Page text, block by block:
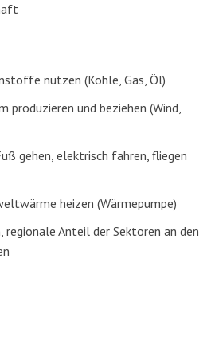
nutzen (Kohle, Gas, Öl)
produzieren und beziehen (Wind,
gehen, elektrisch fahren, fliegen
heizen (Wärmepumpe)
regionale Anteil der Sektoren an den